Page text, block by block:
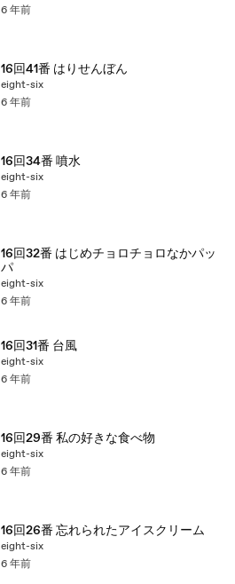
6 年前
16回41番 はりせんぼん
eight-six
6 年前
16回34番 噴水
eight-six
6 年前
16回32番 はじめチョロチョロなかパッ
パ
eight-six
6 年前
16回31番 台風
eight-six
6 年前
16回29番 私の好きな食べ物
eight-six
6 年前
16回26番 忘れられたアイスクリーム
eight-six
6 年前